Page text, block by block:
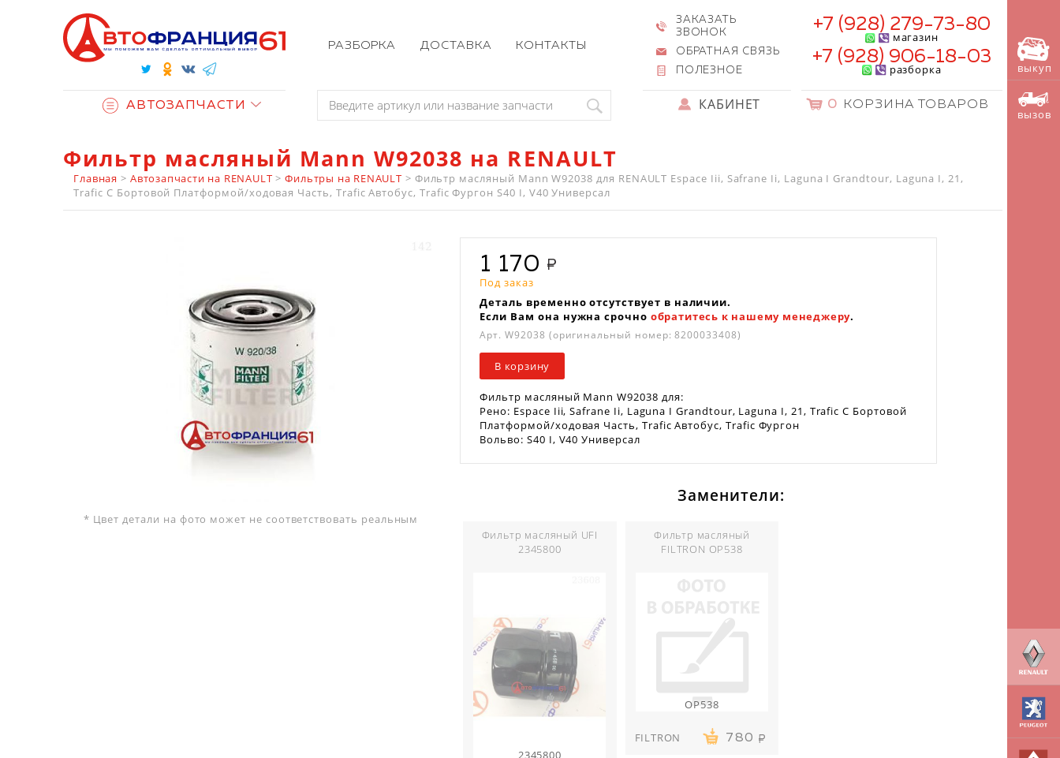
РАЗБОРКА ДОСТАВКА КОНТАКТЫ
ЗАКАЗАТЬ
ЗВОНОК
ОБРАТНАЯ СВЯЗЬ
ПОЛЕЗНОЕ
+7 (928) 279-73-80
магазин
+7 (928) 906-18-03
разборка
АВТОЗАПЧАСТИ КАБИНЕТ 0 КОРЗИНА ТОВАРОВ
Фильтр масляный Mann W92038 на RENAULT
Главная > Автозапчасти на RENAULT >Фильтры на RENAULT > Фильтр масляный Mann W92038 для RENAULT Espace Iii, Safrane Ii, Laguna I Grandtour, Laguna I, 21,
Trafic C Бортовой Платформой/ходовая Часть, Trafic Автобус, Trafic Фургон S40 I, V40 Универсал
* Цвет детали на фото может не соответствовать реальным
1 170
Под заказ
Деталь временно отсутствует в наличии.
Если Вам она нужна срочно обратитесь к нашему менеджеру.
Арт.W92038 (оригинальный номер: 8200033408)
В корзину
Фильтр масляный Mann W92038 для:
Рено: Espace Iii, Safrane Ii, Laguna I Grandtour, Laguna I, 21, Trafic C Бортовой
Платформой/ходовая Часть, Trafic Автобус, Trafic Фургон
Вольво: S40 I, V40 Универсал
Заменители:
Фильтр масляный UFI
2345800
2345800
Фильтр масляный
FILTRON OP538
OP538
FILTRON 780
выкуп
вызов